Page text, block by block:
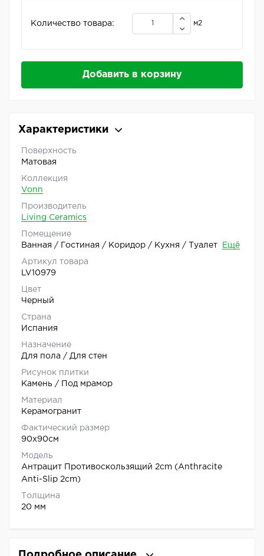
Количество товара: м2
Добавить в корзину
Характеристики
Поверхность
Матовая
Коллекция
Vonn
Производитель
Living Ceramics
Помещение
Ванная / Гостиная / Коридор / Кухня / Туалет
Ещё
Артикул товара
LV10979
Цвет
Черный
Страна
Испания
Назначение
Для пола / Для стен
Рисунок плитки
Камень / Под мрамор
Материал
Керамогранит
Фактический размер
90x90см
Модель
Антрацит Противоскользящий 2cm (Anthracite
Anti-Slip 2cm)
Толщина
20 мм